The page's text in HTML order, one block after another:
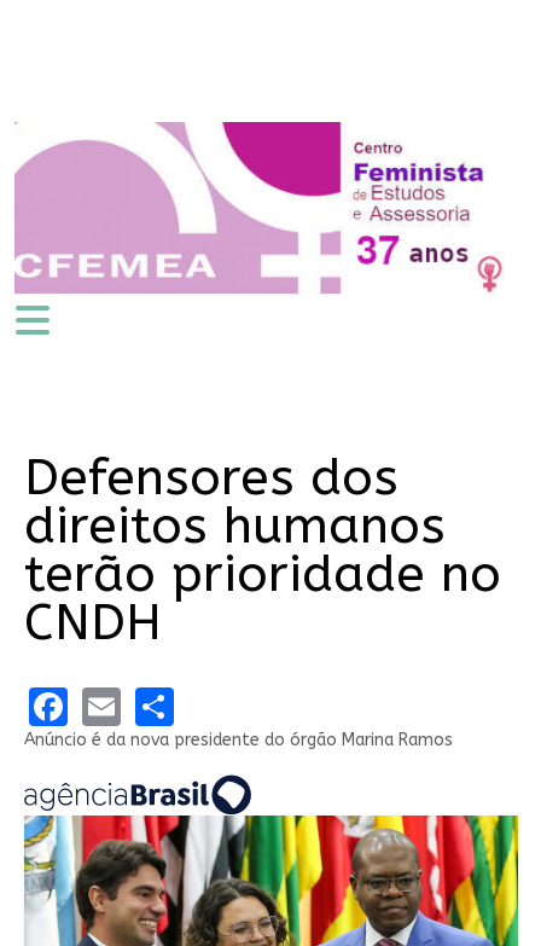
Defensores dos
direitos humanos
terão prioridade no
CNDH
Facebook
EmailShare
Anúncio é da nova presidente do órgão Marina Ramos